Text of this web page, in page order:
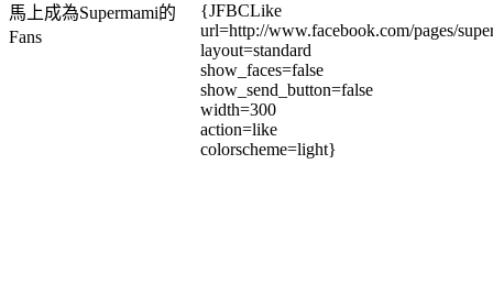
馬上成為Supermami的
Fans
{JFBCLike
url=http://www.facebook.com/pages/
layout=standard
show_faces=false
show_send_button=false
width=300
action=like
colorscheme=light}